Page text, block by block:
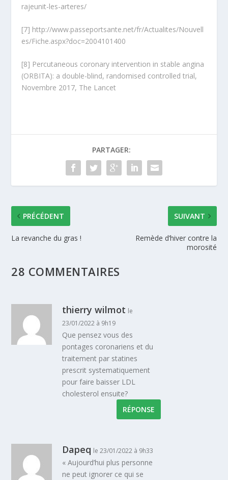
rajeunit-les-arteres/
[7] http://www.passeportsante.net/fr/Actualites/Nouvell
es/Fiche.aspx?doc=2004101400
[8] Percutaneous coronary intervention in stable angina
(ORBITA): a double-blind, randomised controlled trial,
Novembre 2017, The Lancet
PARTAGER:
PRÉCÉDENT
La revanche du gras !
SUIVANT
Remède d’hiver contre la
morosité
28 COMMENTAIRES
thierry wilmot le
23/01/2022 à 9h19
Que pensez vous des
pontages coronariens et du
traitement par statines
prescrit systematiquement
pour faire baisser LDL
cholesterol ensuite?
RÉPONSE
Dapeq le 23/01/2022 à 9h33
« Aujourd’hui plus personne
ne peut ignorer ce qui se